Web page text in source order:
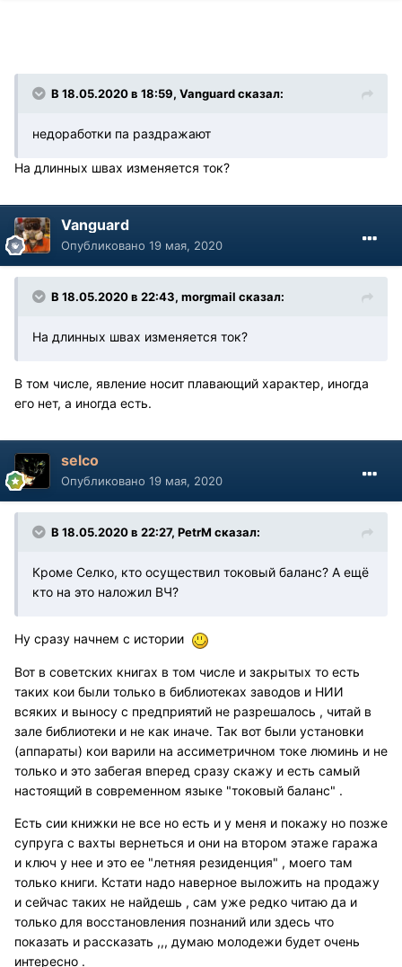
В 18.05.2020 в 18:59, Vanguard сказал:
недоработки па раздражают
На длинных швах изменяется ток?
Vanguard
Опубликовано 19 мая, 2020
В 18.05.2020 в 22:43, morgmail сказал:
На длинных швах изменяется ток?
В том числе, явление носит плавающий характер, иногда
его нет, а иногда есть.
selco
Опубликовано 19 мая, 2020
В 18.05.2020 в 22:27, PetrM сказал:
Кроме Селко, кто осуществил токовый баланс? А ещё
кто на это наложил ВЧ?
Ну сразу начнем с истории
Вот в советских книгах в том числе и закрытых то есть
таких кои были только в библиотеках заводов и НИИ
всяких и выносу с предприятий не разрешалось , читай в
зале библиотеки и не как иначе. Так вот были установки
(аппараты) кои варили на ассиметричном токе люминь и не
только и это забегая вперед сразу скажу и есть самый
настоящий в современном языке "токовый баланс" .
Есть сии книжки не все но есть и у меня и покажу но позже
супруга с вахты вернеться и они на втором этаже гаража
и ключ у нее и это ее "летняя резиденция" , моего там
только книги. Кстати надо наверное выложить на продажу
и сейчас таких не найдешь , сам уже редко читаю да и
только для восстановления познаний или здесь что
показать и рассказать ,,, думаю молодежи будет очень
интересно .